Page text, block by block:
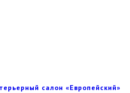
салон «Европейский»